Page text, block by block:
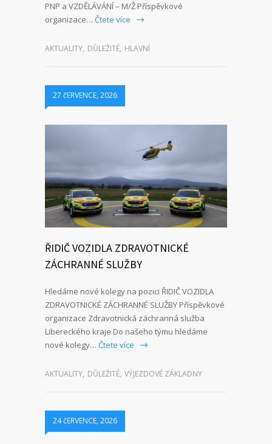
PNP a VZDĚLÁVÁNÍ – M/Ž Příspěvkové
organizace… Čtete více
AKTUALITY, DŮLEŽITÉ, HLAVNÍ
27 čERVENCE, 2026
ŘIDIČ VOZIDLA ZDRAVOTNICKÉ
ZÁCHRANNÉ SLUŽBY
Hledáme nové kolegy na pozici ŘIDIČ VOZIDLA
ZDRAVOTNICKÉ ZÁCHRANNÉ SLUŽBY Příspěvkové
organizace Zdravotnická záchranná služba
Libereckého kraje Do našeho týmu hledáme
nové kolegy… Čtete více
AKTUALITY, DŮLEŽITÉ, VÝJEZDOVÉ ZÁKLADNY
24 čERVENCE, 2026